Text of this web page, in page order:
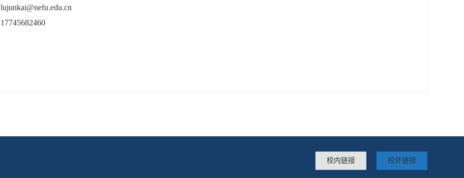
lujunkai@nefu.edu.cn
17745682460
校外链接
校内链接